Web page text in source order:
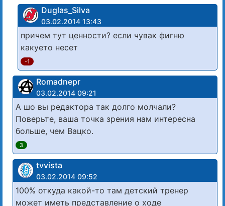
Duglas_Silva
03.02.2014 13:43
причем тут ценности? если чувак фигню
какуето несет
-1
Romadnepr
03.02.2014 09:21
А шо вы редактора так долго молчали?
Поверьте, ваша точка зрения нам интересна
больше, чем Вацко.
3
tvvista
03.02.2014 09:52
100% откуда какой-то там детский тренер
может иметь представление о ходе